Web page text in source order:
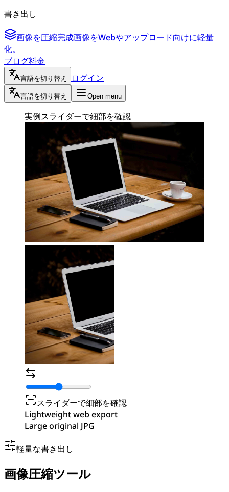
書き出し
画像を圧縮完成画像をWebやアップロード向けに軽量
化。
ブログ料金
言語を切り替え ログイン
言語を切り替え Open menu
実例スライダーで細部を確認
スライダーで細部を確認
Lightweight web export
Large original JPG
軽量な書き出し
画像圧縮ツール